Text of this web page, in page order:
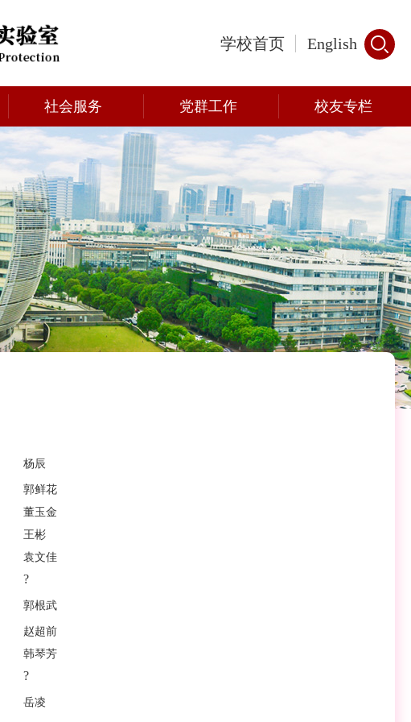
学校首页 English
社会服务 党群工作 校友专栏
杨辰
郭鲜花
董玉金
王彬
袁文佳
?
郭根武
赵超前
韩琴芳
?
岳凌